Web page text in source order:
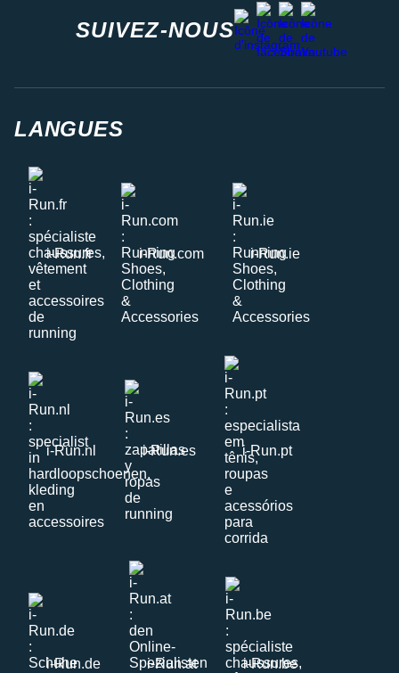
SUIVEZ-NOUS
instagram
facebook
stravayoutube
LANGUES
i-Run.fr i-Run.com i-Run.ie
i-Run.nl i-Run.es i-Run.pt
i-Run.de i-Run.at i-Run.be